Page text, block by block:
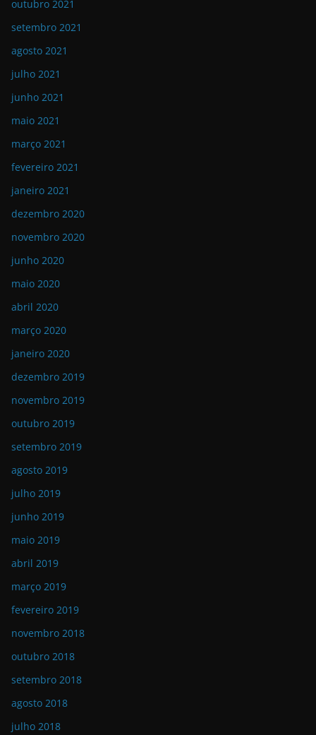
outubro 2021
setembro 2021
agosto 2021
julho 2021
junho 2021
maio 2021
março 2021
fevereiro 2021
janeiro 2021
dezembro 2020
novembro 2020
junho 2020
maio 2020
abril 2020
março 2020
janeiro 2020
dezembro 2019
novembro 2019
outubro 2019
setembro 2019
agosto 2019
julho 2019
junho 2019
maio 2019
abril 2019
março 2019
fevereiro 2019
novembro 2018
outubro 2018
setembro 2018
agosto 2018
julho 2018